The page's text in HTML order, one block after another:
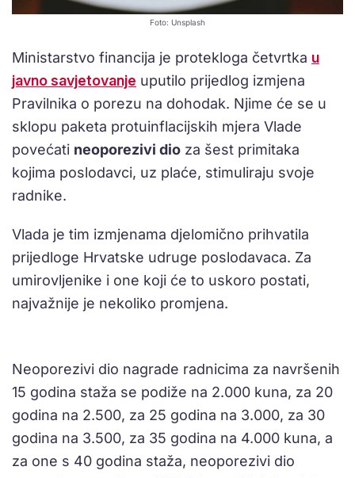
Foto: Unsplash
Ministarstvo financija je protekloga četvrtka u
javno savjetovanje uputilo prijedlog izmjena
Pravilnika o porezu na dohodak. Njime će se u
sklopu paketa protuinflacijskih mjera Vlade
povećati neoporezivi dio za šest primitaka
kojima poslodavci, uz plaće, stimuliraju svoje
radnike.
Vlada je tim izmjenama djelomično prihvatila
prijedloge Hrvatske udruge poslodavaca. Za
umirovljenike i one koji će to uskoro postati,
najvažnije je nekoliko promjena.
Neoporezivi dio nagrade radnicima za navršenih
15 godina staža se podiže na 2.000 kuna, za 20
godina na 2.500, za 25 godina na 3.000, za 30
godina na 3.500, za 35 godina na 4.000 kuna, a
za one s 40 godina staža, neoporezivi dio